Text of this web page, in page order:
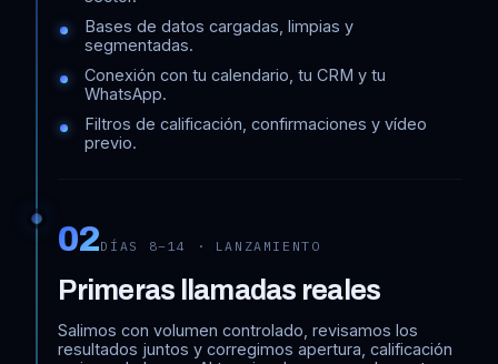
Bases de datos cargadas, limpias y
segmentadas.
Conexión con tu calendario, tu CRM y tu
WhatsApp.
Filtros de calificación, confirmaciones y vídeo
previo.
02DÍAS 8–14 · LANZAMIENTO
Primeras llamadas reales
Salimos con volumen controlado, revisamos los
resultados juntos y corregimos apertura, calificación